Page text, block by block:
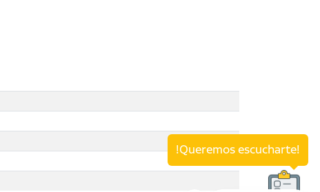
!Queremos escucharte!